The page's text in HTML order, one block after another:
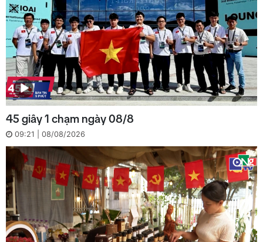
45 giây 1 chạm ngày 08/8
09:21 | 08/08/2026